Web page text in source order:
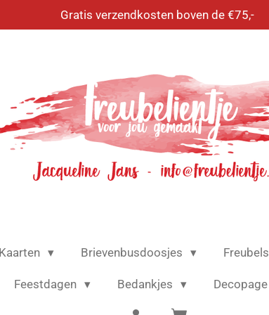
Gratis verzendkosten boven de €75,-
Kaarten Brievenbusdoosjes Freubels
Feestdagen Bedankjes Decopage